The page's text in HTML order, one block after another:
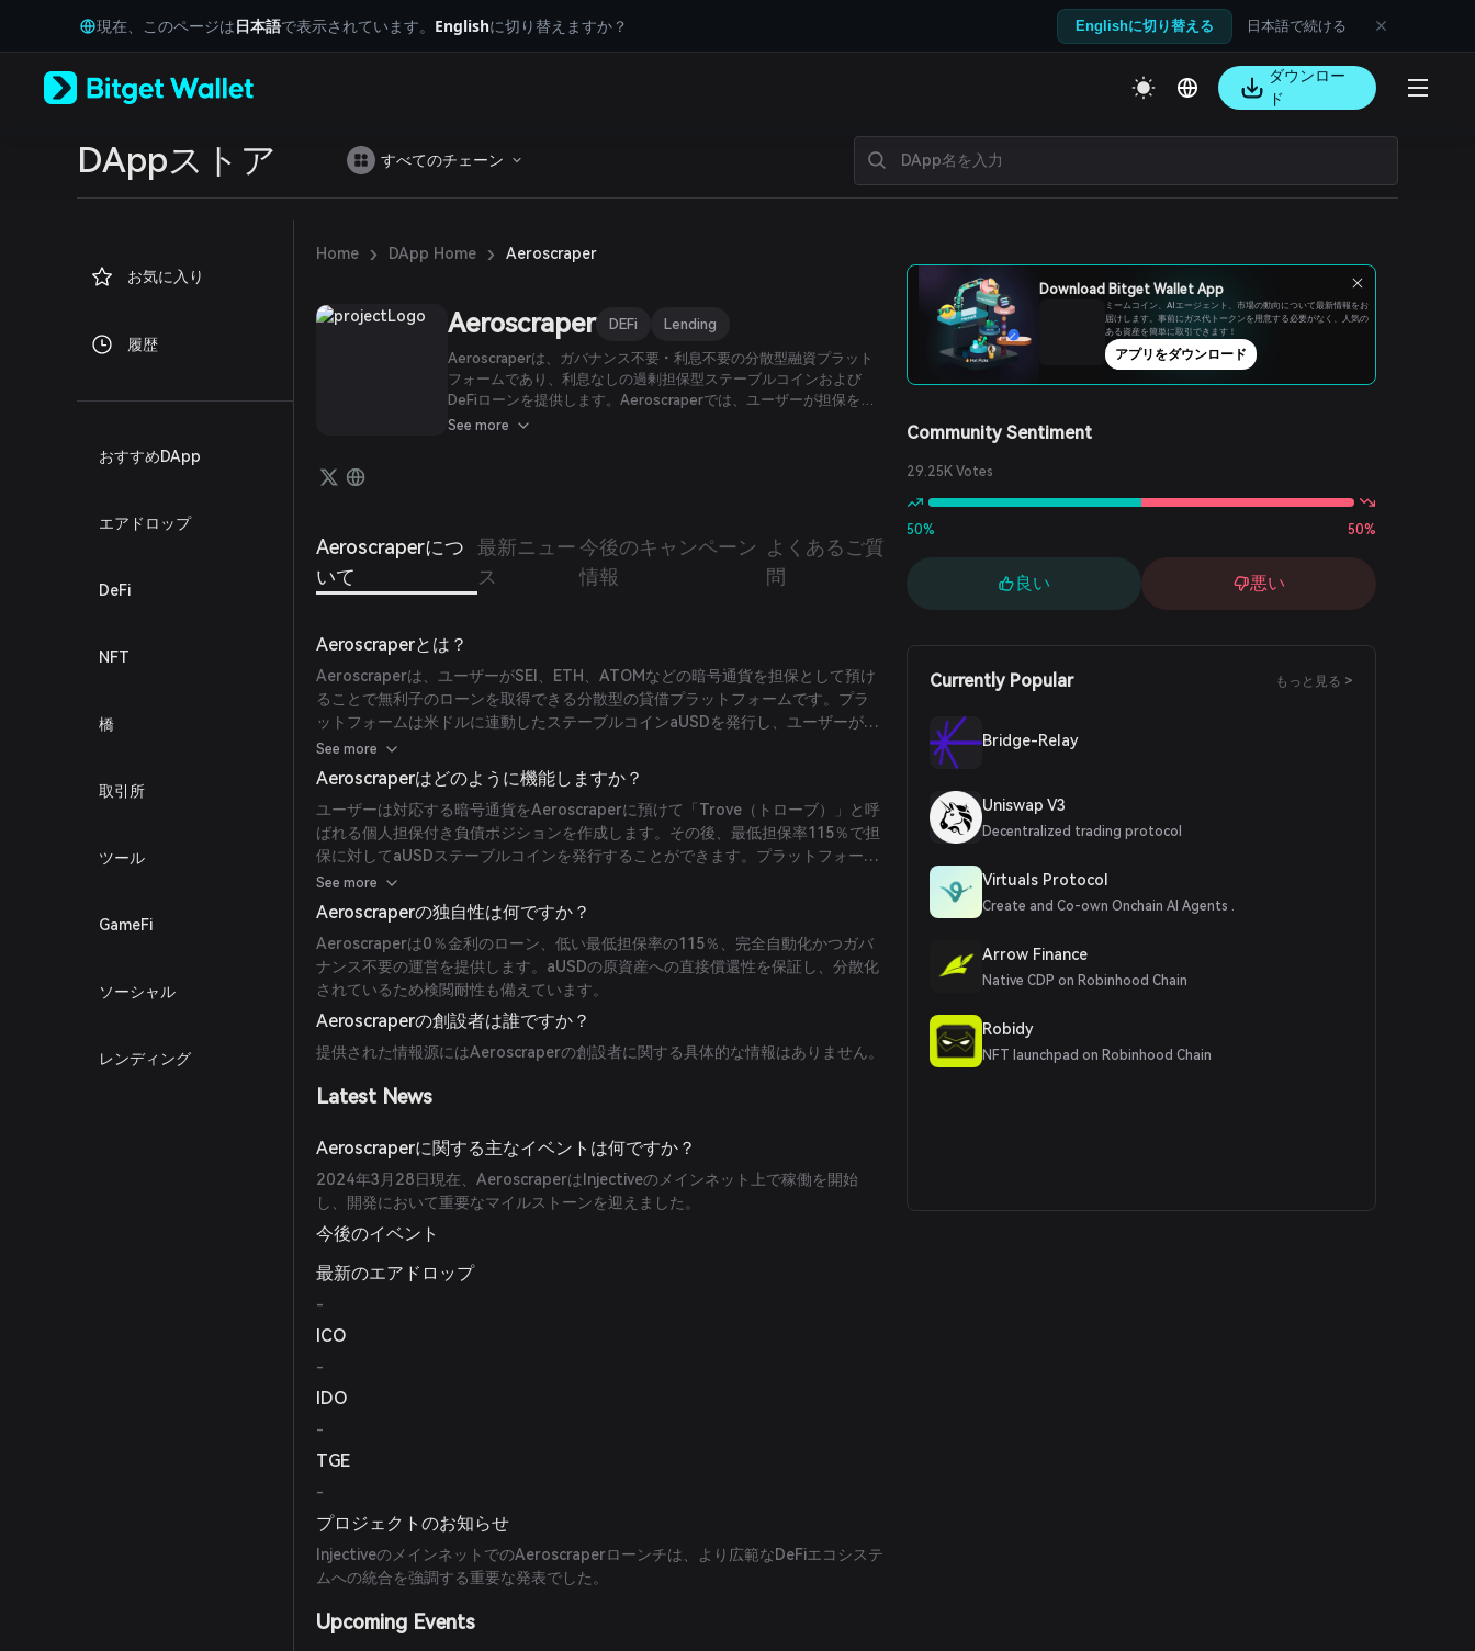
Tiếng Việt
Русский
Español (Latinoamérica)
Português (Portugal)
Bahasa Indonesia
Español (Argentina)
現在、このページは日本語で表示されています。 Englishに切り替えますか？ Englishに切り替える 日本語で続ける
ダウンロー
ド
DAppストア すべてのチェーン
お気に入り
履歴
おすすめDApp
エアドロップ
DeFi
NFT
橋
取引所
ツール
GameFi
ソーシャル
レンディング
Home › DApp Home › Aeroscraper
Aeroscraper DEFi Lending
Aeroscraperは、ガバナンス不要・利息不要の分散型融資プラット
フォームであり、利息なしの過剰担保型ステーブルコインおよび
DeFiローンを提供します。Aeroscraperでは、ユーザーが担保を預
け入れ、米ドルにペッグされたステーブルコインでローンを受ける
See more
Aeroscraperにつ
いて
最新ニュー
ス
今後のキャンペーン
情報
よくあるご質
問
Aeroscraperとは？
Aeroscraperは、ユーザーがSEI、ETH、ATOMなどの暗号通貨を担保として預け
ることで無利子のローンを取得できる分散型の貸借プラットフォームです。プラ
ットフォームは米ドルに連動したステーブルコインaUSDを発行し、ユーザーが資
産を売却することなく流動性にアクセスできるようにします。
See more
Aeroscraperはどのように機能しますか？
ユーザーは対応する暗号通貨をAeroscraperに預けて「Trove（トローブ）」と呼
ばれる個人担保付き負債ポジションを作成します。その後、最低担保率115％で担
保に対してaUSDステーブルコインを発行することができます。プラットフォーム
はPyth Oracleを利用してリアルタイムの価格情報を取得し、正確な担保評価を保
証します。
See more
Aeroscraperの独自性は何ですか？
Aeroscraperは0％金利のローン、低い最低担保率の115％、完全自動化かつガバ
ナンス不要の運営を提供します。aUSDの原資産への直接償還性を保証し、分散化
されているため検閲耐性も備えています。
Aeroscraperの創設者は誰ですか？
提供された情報源にはAeroscraperの創設者に関する具体的な情報はありません。
Latest News
Aeroscraperに関する主なイベントは何ですか？
2024年3月28日現在、AeroscraperはInjectiveのメインネット上で稼働を開始
し、開発において重要なマイルストーンを迎えました。
今後のイベント
最新のエアドロップ
-
ICO
-
IDO
-
TGE
-
プロジェクトのお知らせ
InjectiveのメインネットでのAeroscraperローンチは、より広範なDeFiエコシステ
ムへの統合を強調する重要な発表でした。
Upcoming Events
Download Bitget Wallet App
ミームコイン、AIエージェント、市場の動向について最新情報をお
届けします。事前にガス代トークンを用意する必要がなく、人気の
ある資産を簡単に取引できます！
アプリをダウンロード
Community Sentiment
29.25K Votes
50% 50%
良い 悪い
Currently Popular もっと見る >
Bridge-Relay
Uniswap V3
Decentralized trading protocol
Virtuals Protocol
Create and Co-own Onchain AI Agents .
Arrow Finance
Native CDP on Robinhood Chain
Robidy
NFT launchpad on Robinhood Chain